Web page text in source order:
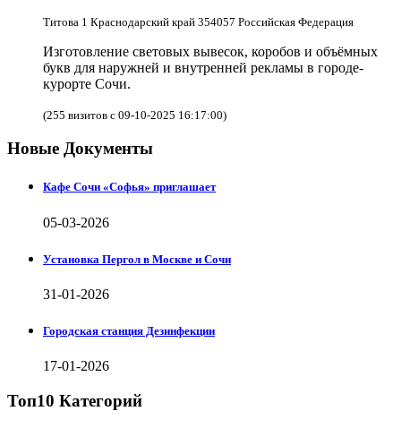
Титова 1 Краснодарский край 354057 Российская Федерация
Изготовление световых вывесок, коробов и объёмных
букв для наружней и внутренней рекламы в городе-
курорте Сочи.
(255 визитов с 09-10-2025 16:17:00)
Новые Документы
Кафе Сочи «Софья» приглашает
05-03-2026
Установка Пергол в Москве и Сочи
31-01-2026
Городская станция Дезинфекции
17-01-2026
Топ10 Категорий